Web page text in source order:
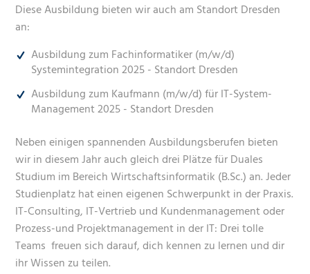
Diese Ausbildung bieten wir auch am Standort Dresden
an:
Ausbildung zum Fachinformatiker (m/w/d)
Systemintegration 2025 - Standort Dresden
Ausbildung zum Kaufmann (m/w/d) für IT-System-
Management 2025 - Standort Dresden
Neben einigen spannenden Ausbildungsberufen bieten
wir in diesem Jahr auch gleich drei Plätze für Duales
Studium im Bereich Wirtschaftsinformatik (B.Sc.) an. Jeder
Studienplatz hat einen eigenen Schwerpunkt in der Praxis.
IT-Consulting, IT-Vertrieb und Kundenmanagement oder
Prozess-und Projektmanagement in der IT: Drei tolle
Teams freuen sich darauf, dich kennen zu lernen und dir
ihr Wissen zu teilen.